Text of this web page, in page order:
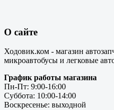
О сайте
Ходовик.ком - магазин
микроавтобусы и легковые
График работы магазина
Пн-Пт: 9:00-16:00
Суббота: 10:00-14:00
Воскресенье: выходной